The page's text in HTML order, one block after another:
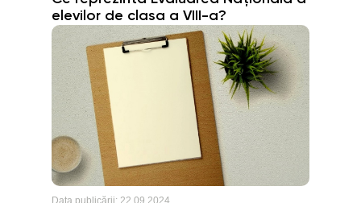
elevilor de clasa a VIII-a?
Data publicării: 22.09.2024